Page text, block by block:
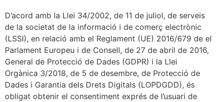
D’acord amb la Llei 34/2002, de 11 de juliol, de serveis
de la societat de la informació i de comerç electrònic
(LSSI), en relació amb el Reglament (UE) 2016/679 de el
Parlament Europeu i de Consell, de 27 de abril de 2016,
General de Protecció de Dades (GDPR) i la Llei
Orgànica 3/2018, de 5 de desembre, de Protecció de
Dades i Garantia dels Drets Digitals (LOPDGDD), és
obligat obtenir el consentiment exprés de l’usuari de